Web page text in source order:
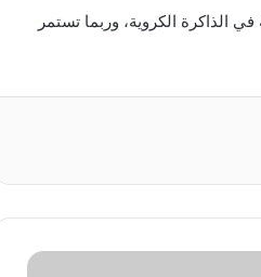
الذاكرة الكروية، وربما تستمر